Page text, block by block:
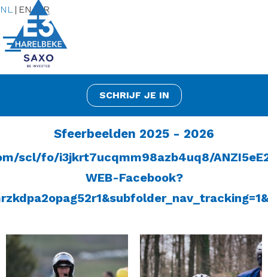
NL | EN| FR
SCHRIJF JE IN
Sfeerbeelden 2025 - 2026
scl/fo/i3jkrt7ucqmm98azb4uq8/
WEB-Facebook?